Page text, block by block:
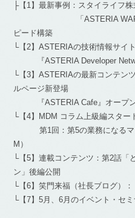
├【1】最新事例：スタイライフ株
「ASTERIA WARP」で
ピード構築
└【2】ASTERIAの技術情報サイト
『ASTERIA Developer
└【3】ASTERIAの最新コンテン
ルページ新登場
『ASTERIA Cafe』オープ
└【4】MDM コラム上級編スター
第1回：第5の業務になるマ
M）
└【5】連載コンテンツ：第2話「
ン」後編公開
└【6】笑門来福（社長ブログ）
└【7】5月、6月のイベント・セ